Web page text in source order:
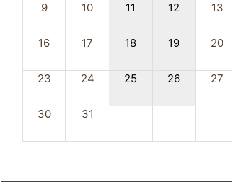
9 10 11 12 13
16 17 18 19 20
23 24 25 26 27
30 31